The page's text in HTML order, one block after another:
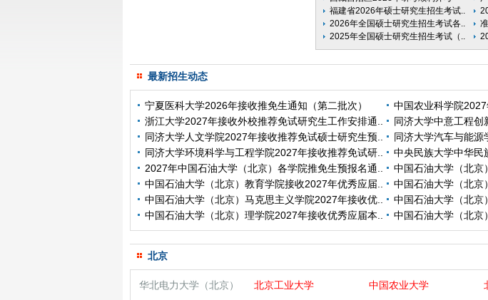
福建省2026年硕士研究生招生考试..
2026年全国硕士研究生招生考试各..
2025年全国硕士研究生招生考试（..
最新招生动态
宁夏医科大学2026年接收推免生通知（第二批次）
中国农业科学院2027
浙江大学2027年接收外校推荐免试研究生工作安排通..
同济大学中意工程创
同济大学人文学院2027年接收推荐免试硕士研究生预..
同济大学汽车与能源
同济大学环境科学与工程学院2027年接收推荐免试研..
中央民族大学中华民
2027年中国石油大学（北京）各学院推免生预报名通..
中国石油大学（北京
中国石油大学（北京）教育学院接收2027年优秀应届..
中国石油大学（北京
中国石油大学（北京）马克思主义学院2027年接收优..
中国石油大学（北京
中国石油大学（北京）理学院2027年接收优秀应届本..
中国石油大学（北京
北京
华北电力大学（北京） 北京工业大学 中国农业大学